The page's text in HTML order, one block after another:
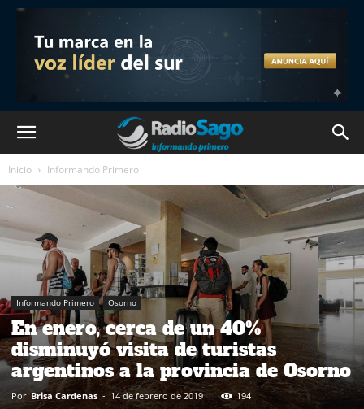
Inicio Informando Primero
Informando Primero Osorno
En enero, cerca de un 40%
disminuyó visita de turistas
argentinos a la provincia de Osorno
Por Brisa Cardenas - 14 de febrero de 2019 194